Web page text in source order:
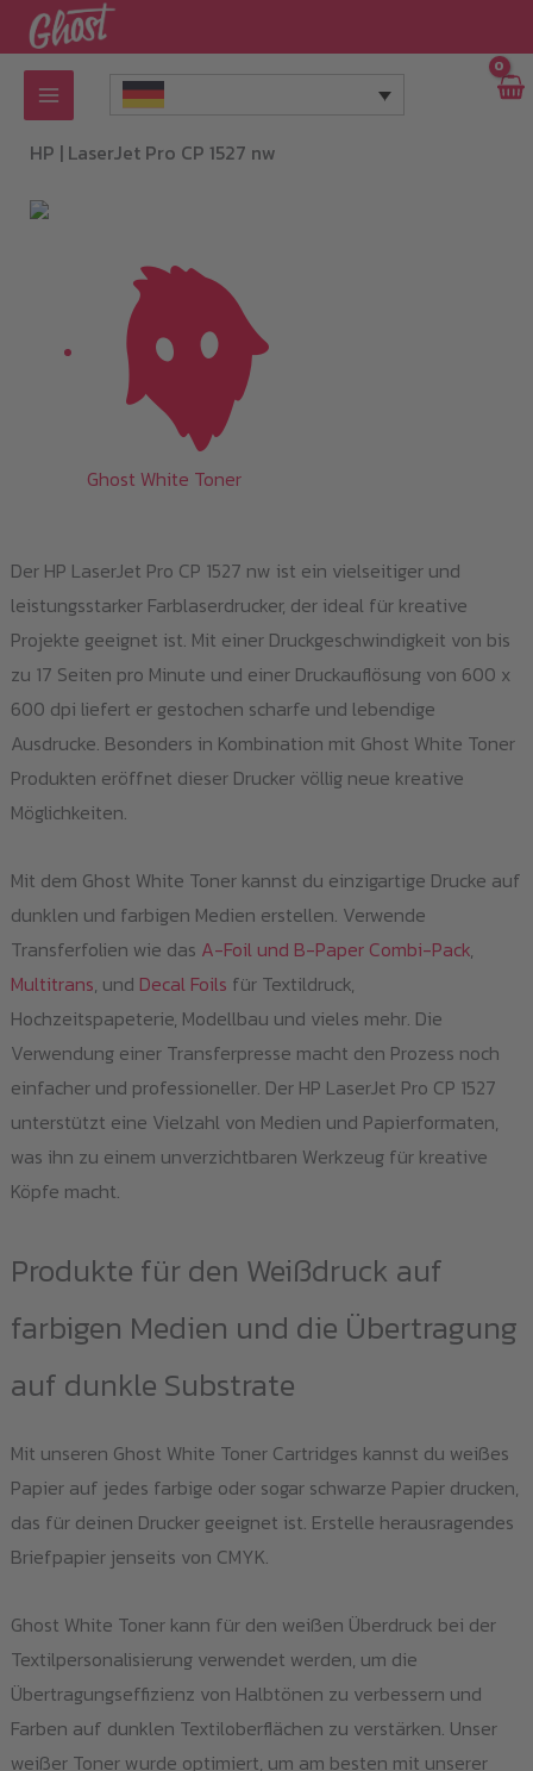
Zum
Inhalt
springen
HP | LaserJet Pro CP 1527 nw
Ghost White Toner
Der HP LaserJet Pro CP 1527 nw ist ein vielseitiger und
leistungsstarker Farblaserdrucker, der ideal für kreative
Projekte geeignet ist. Mit einer Druckgeschwindigkeit von bis
zu 17 Seiten pro Minute und einer Druckauflösung von 600 x
600 dpi liefert er gestochen scharfe und lebendige
Ausdrucke. Besonders in Kombination mit Ghost White Toner
Produkten eröffnet dieser Drucker völlig neue kreative
Möglichkeiten.
Mit dem Ghost White Toner kannst du einzigartige Drucke auf
dunklen und farbigen Medien erstellen. Verwende
Transferfolien wie das A-Foil und B-Paper Combi-Pack,
Multitrans, und Decal Foils für Textildruck,
Hochzeitspapeterie, Modellbau und vieles mehr. Die
Verwendung einer Transferpresse macht den Prozess noch
einfacher und professioneller. Der HP LaserJet Pro CP 1527
unterstützt eine Vielzahl von Medien und Papierformaten,
was ihn zu einem unverzichtbaren Werkzeug für kreative
Köpfe macht.
Produkte für den Weißdruck auf
farbigen Medien und die Übertragung
auf dunkle Substrate
Mit unseren Ghost White Toner Cartridges kannst du weißes
Papier auf jedes farbige oder sogar schwarze Papier drucken,
das für deinen Drucker geeignet ist. Erstelle herausragendes
Briefpapier jenseits von CMYK.
Ghost White Toner kann für den weißen Überdruck bei der
Textilpersonalisierung verwendet werden, um die
Übertragungseffizienz von Halbtönen zu verbessern und
Farben auf dunklen Textiloberflächen zu verstärken. Unser
weißer Toner wurde optimiert, um am besten mit unserer